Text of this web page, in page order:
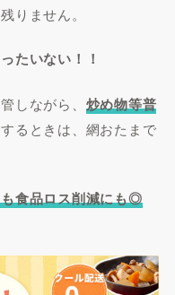
りません。
たいない！！
しながら、 炒め物等普
るときは、網おたまで
食品ロス削減にも◎